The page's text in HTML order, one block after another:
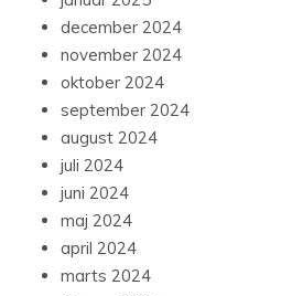
december 2024
november 2024
oktober 2024
september 2024
august 2024
juli 2024
juni 2024
maj 2024
april 2024
marts 2024